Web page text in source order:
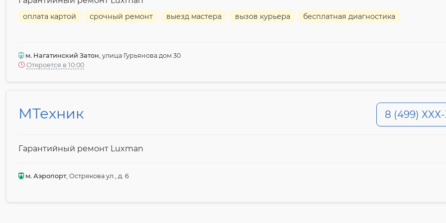
оплата картой срочный ремонт выезд мастера вызов курьера бесплатная диагностика
м. Нагатинский Затон, улица Гурьянова дом 30
Откроется в 10:00
МТехник 8 (499) ХХХ-
Гарантийный ремонт Luxman
м. Аэропорт, Острякова ул., д. 6